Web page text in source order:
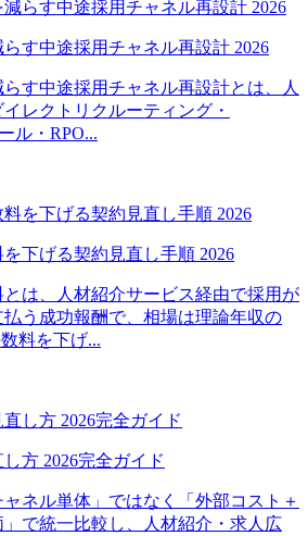
す中途採用チャネル再設計 2026
す中途採用チャネル再設計とは、人
レクトリクルーティング・
ル・RPO...
下げる契約見直し手順 2026
は、人材紹介サービス経由で採用が
う成功報酬で、相場は理論年収の
料を下げ...
方 2026完全ガイド
ネル単体」ではなく「外部コスト＋
で統一比較し、人材紹介・求人広